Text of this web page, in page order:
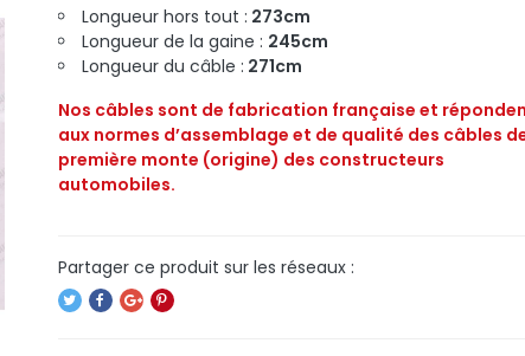
Longueur hors tout : 273cm
Longueur de la gaine : 245cm
Longueur du câble : 271cm
Nos câbles sont de fabrication française et
aux normes d’assemblage et de qualité des câbles
première monte (origine) des constructeurs
automobiles.